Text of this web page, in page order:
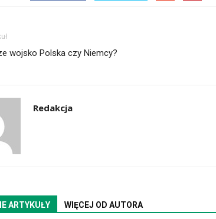
wojsko Polska czy Niemcy?
Redakcja
ARTYKUŁY WIĘCEJ OD AUTORA